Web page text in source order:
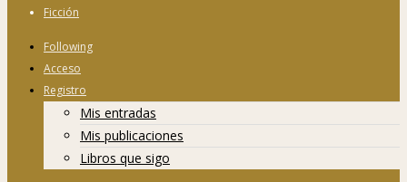
Ficción
Following
Acceso
Registro
Mis entradas
Mis publicaciones
Libros que sigo